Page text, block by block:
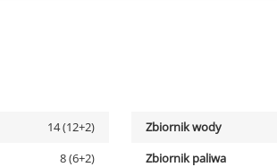
14 (12+2)
8 (6+2)
Zbiornik wody
Zbiornik paliwa